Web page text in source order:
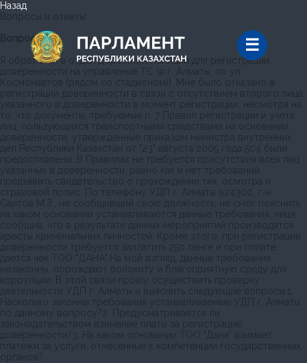
Назад
Вопросы и ответы
Вопрос
Я обратился в отдел дорожной полиции для регистрации
доверенности на управление ТС (в г. Алматы, по ул.
Космонавтов (рядом со стадионом)). Мне было отказано в
регистрации доверенности в связи с отсутствием второго лица,
указанного в доверенности в момент регистрации, несмотря на
то, что документы, требуемые п. 7 Правил регистрации и учета
лиц, пользующихся транспортными средствами на основании
доверенности, утвержденные приказом министра внутренних
дел Республики Казахстан от "23" августа 2005 года 504 были
предоставлены. В Правилах не требуется присутствия всех лиц
указанных в доверенности, равно как и нет требований
предъявить свидетельство о прохождении тех. осмотра и
страховой полис. По телефону УДП г. Алматы 924300, г-н
Саитов М.З., не сообщивший свою должность, не смог пояснить
на каком основании устанавливаются данные требования, лишь
сообщив, что в результате данных мероприятий производятся
аресты криминальных личностей. Кроме этого, при регистрации
доверенности требуется заплатить 250 тенге и при оплате
дается чек ТОО "ДАНА".На мой взгляд, данные требования
незаконны, порождают волокиту и благоприятную среду для
коррупции. В этой связи прошу осуществить проверку
деятельности УДП г. Алматы и выяснить следующие вопросы:1.
Насколько законны требования устанавливаемые УДП г. Алматы
по данному вопросу?2. Предусматривается ли
законодательством взимание платы за регистрацию
доверенности?3. На каком основании ТОО "Дана" взимает
платежи за услуги, отнесенные к компетенции государственных
органов?